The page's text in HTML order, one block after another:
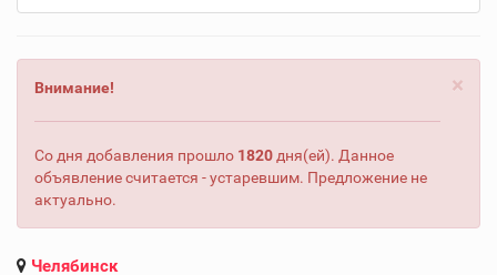
×
Внимание!
Со дня добавления прошло 1820 дня(ей). Данное
объявление считается - устаревшим. Предложение не
актуально.
Челябинск